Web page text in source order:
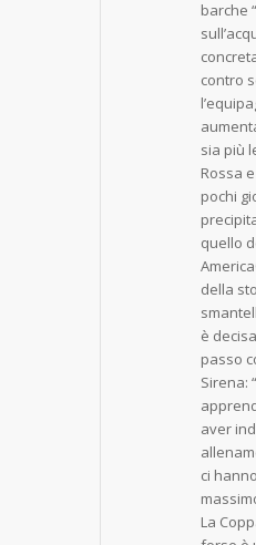
barche
contro
sia più
Rossa
pochi
quello
della
è
passo
Sirena:
aver
ci
La